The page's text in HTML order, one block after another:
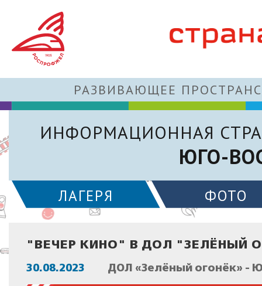
РАЗВИВАЮЩЕЕ
ИНФОРМАЦИОННАЯ
ЮГО-
ЛАГЕРЯ ФОТО
"ВЕЧЕР КИНО" В ДОЛ "ЗЕЛЁНЫЙ
30.08.2023 ДОЛ «Зелёный огонёк» -